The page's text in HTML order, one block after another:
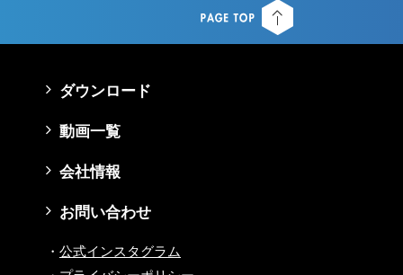
ダウンロード
動画一覧
会社情報
お問い合わせ
公式インスタグラム